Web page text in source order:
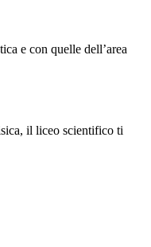
e con quelle dell’area
il liceo scientifico ti